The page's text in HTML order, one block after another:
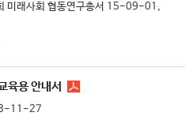
미래사회 협동연구총서 15-09-01,
육용 안내서
11-27